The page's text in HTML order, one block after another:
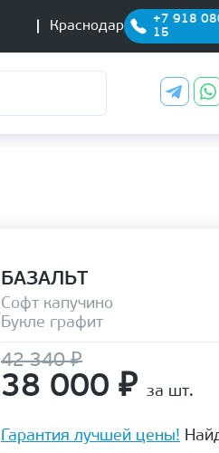
Краснодар
+7 918
15
БАЗАЛЬТ
Софт капучино
Букле графит
42 340 ₽
38 000 ₽ за шт.
Гарантия лучшей цены!